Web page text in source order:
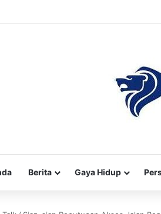
Berita Gaya Hidup